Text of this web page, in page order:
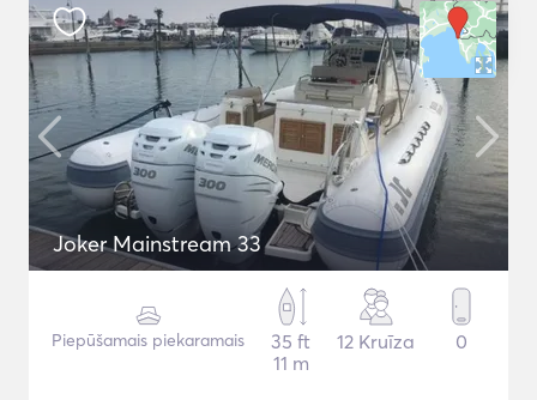
Joker Mainstream 33
Piepūšamais piekaramais
35 ft
11 m
12 Kruīza 0